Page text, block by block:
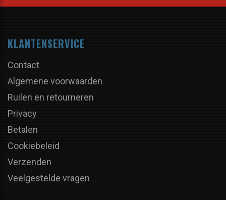
KLANTENSERVICE
Contact
Algemene voorwaarden
Ruilen en retourneren
Privacy
Betalen
Cookiebeleid
Verzenden
Veelgestelde vragen